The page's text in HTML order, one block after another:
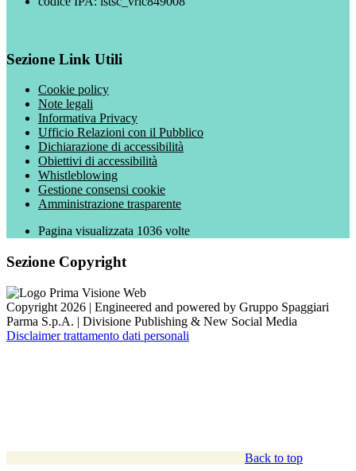
Sezione Link Utili
Cookie policy
Note legali
Informativa Privacy
Ufficio Relazioni con il Pubblico
Dichiarazione di accessibilità
Obiettivi di accessibilità
Whistleblowing
Gestione consensi cookie
Amministrazione trasparente
Pagina visualizzata 1036 volte
Sezione Copyright
Copyright 2026 | Engineered and powered by Gruppo Spaggiari
Parma S.p.A. | Divisione Publishing & New Social Media
Disclaimer trattamento dati personali
Back to top